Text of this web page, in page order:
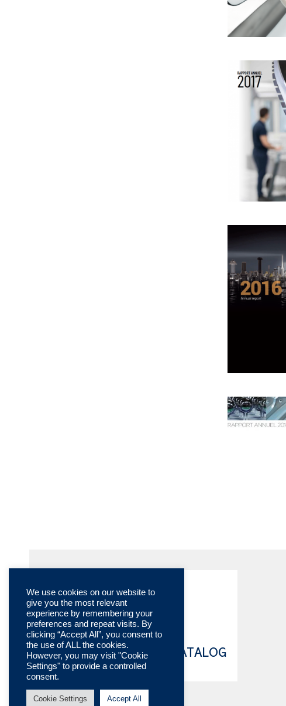
TECHNISCHE KATALOG
ONLINE
We use cookies on our website to
give you the most relevant
experience by remembering your
preferences and repeat visits. By
clicking “Accept All”, you consent to
the use of ALL the cookies.
However, you may visit "Cookie
Settings" to provide a controlled
consent.
Cookie Settings Accept All